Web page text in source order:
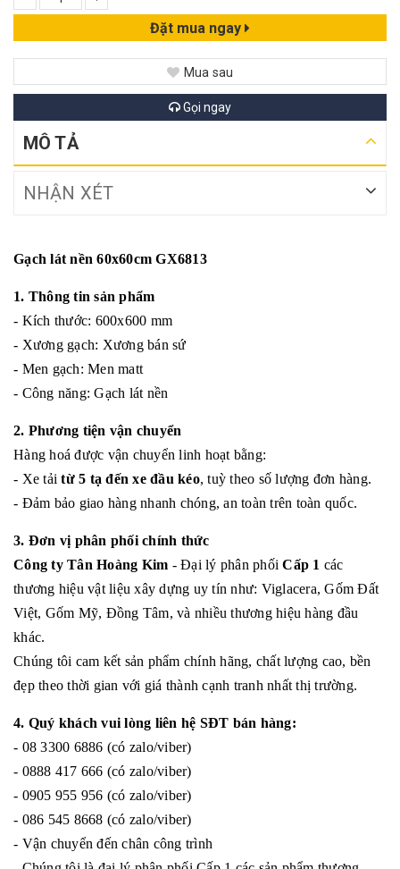
Đặt mua ngay
Mua sau
Gọi ngay
MÔ TẢ
NHẬN XÉT
Gạch lát nền 60x60cm GX6813
1. Thông tin sản phẩm
- Kích thước: 600x600 mm
- Xương gạch: Xương bán sứ
- Men gạch: Men matt
- Công năng: Gạch lát nền
2. Phương tiện vận chuyển
Hàng hoá được vận chuyển linh hoạt bằng:
- Xe tảitừ 5 tạ đến xe đầu kéo, tuỳ theo số lượng đơn hàng.
- Đảm bảo giao hàng nhanh chóng, an toàn trên toàn quốc.
3. Đơn vị phân phối chính thức
Công ty Tân Hoàng Kim - Đại lý phân phối Cấp 1 các
thương hiệu vật liệu xây dựng uy tín như: Viglacera, Gốm Đất
Việt, Gốm Mỹ, Đồng Tâm, và nhiều thương hiệu hàng đầu
khác.
Chúng tôi cam kết sản phẩm chính hãng, chất lượng cao, bền
đẹp theo thời gian với giá thành cạnh tranh nhất thị trường.
4. Quý khách vui lòng liên hệ SĐT bán hàng:
- 08 3300 6886 (có zalo/viber)
- 0888 417 666 (có zalo/viber)
- 0905 955 956 (có zalo/viber)
- 086 545 8668 (có zalo/viber)
- Vận chuyển đến chân công trình